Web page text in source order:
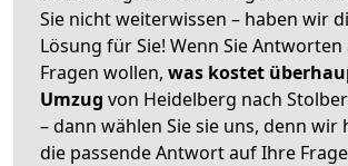
Sie nicht weiterwissen – haben wir
Lösung für Sie! Wenn Sie
Fragen wollen, was kostet
Umzug von Heidelberg nach
– dann wählen Sie sie uns, denn wir
die passende Antwort auf Ihre